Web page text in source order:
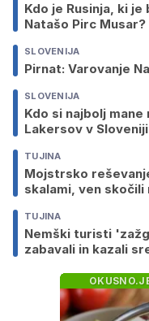
Kdo je Rusinja, ki
Natašo Pirc Musar?
SLOVENIJA
Pirnat: Varovanje
SLOVENIJA
Kdo si najbolj
Lakersov v
TUJINA
Mojstrsko
skalami, ven
TUJINA
Nemški turisti
zabavali in kazali